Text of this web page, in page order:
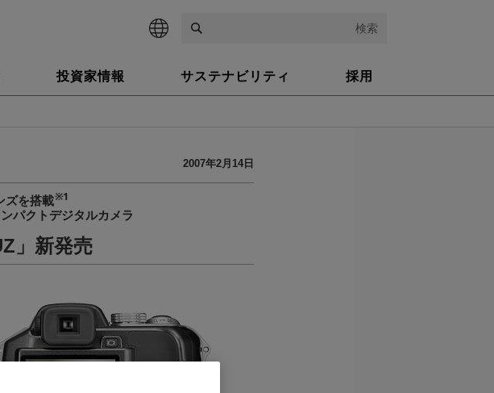
検索
投資家情報 サステナビリティ 採用
2007年2月14日
ズを搭載※1
パクトデジタルカメラ
」新発売